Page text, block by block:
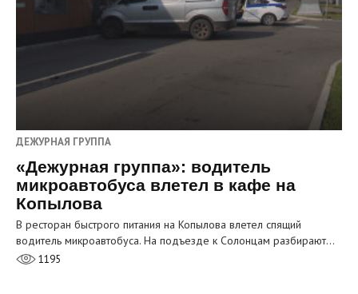
ДЕЖУРНАЯ ГРУППА
«Дежурная группа»: водитель
микроавтобуса влетел в кафе на
Копылова
В ресторан быстрого питания на Копылова влетел спящий
водитель микроавтобуса. На подъезде к Солонцам разбирают…
1195